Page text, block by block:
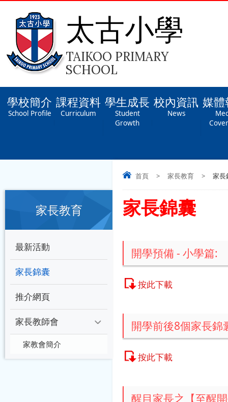
太古小學
TAIKOO PRIMARY
SCHOOL
學校簡介
School Profile
課程資料
Curriculum
學生成長
Student
Growth
校內資訊
News
媒
首頁 > 家長教育 > 家長
家長錦囊
開學預備 - 小學篇:
按此下載
開學前後8個家長錦
按此下載
醒目家長之【至醒
家長教育
最新活動
家長錦囊
推介網頁
家長教師會
家教會簡介